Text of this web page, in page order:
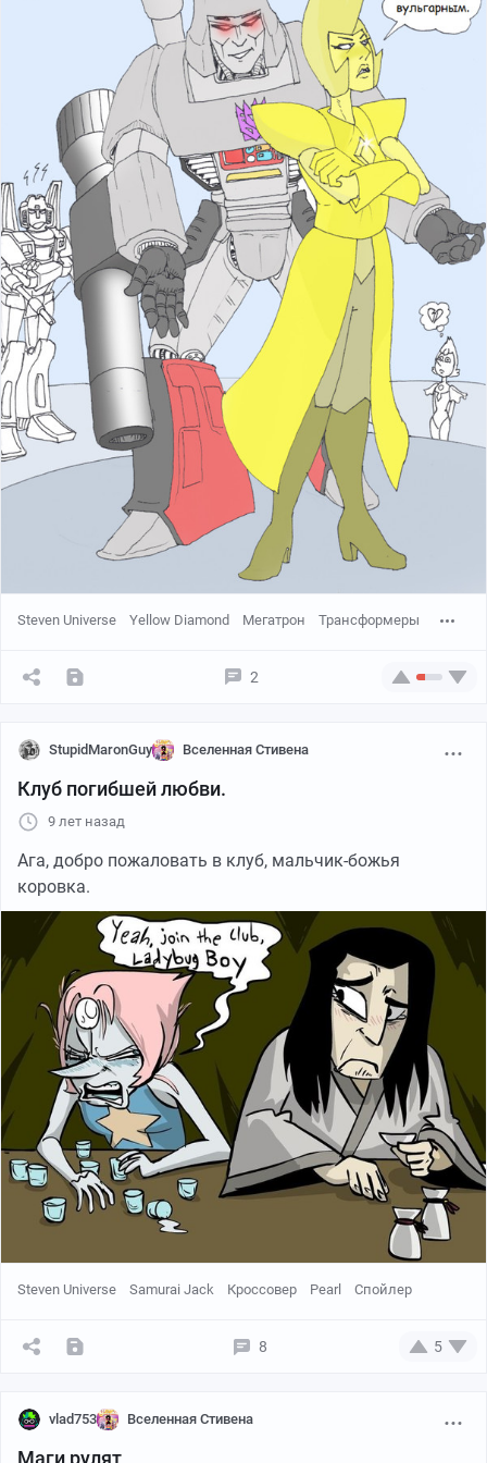
Steven Universe Yellow Diamond Мегатрон Трансформеры
2
StupidMaronGuy Вселенная Стивена
Клуб погибшей любви.
9 лет назад
Ага, добро пожаловать в клуб, мальчик-божья
коровка.
Steven Universe Samurai Jack Кроссовер Pearl Спойлер
8 5
vlad753 Вселенная Стивена
Маги рулят